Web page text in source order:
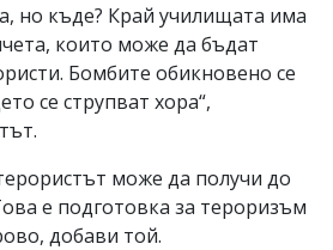
но къде? Край училищата има
които може да бъдат
Бомбите обикновено се
се струпват хора“,
може да получи до
е подготовка за тероризъм
добави той.